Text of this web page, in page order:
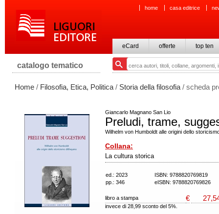
home casa editrice
eCard offerte top ten
catalogo tematico
Home / Filosofia, Etica, Politica / Storia della filosofia / scheda
Giancarlo Magnano San Lio
Preludi, trame,
Wilhelm von Humboldt alle origini dello
Collana:
La cultura storica
ed.: 2023
ISBN: 9788820769819
pp.: 346
eISBN: 9788820769826
libro a stampa €
invece di 28,99 sconto del 5%.